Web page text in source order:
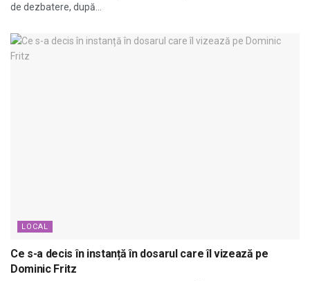
de dezbatere, după...
LOCAL
Ce s-a decis în instanță în dosarul care îl vizează pe
Dominic Fritz